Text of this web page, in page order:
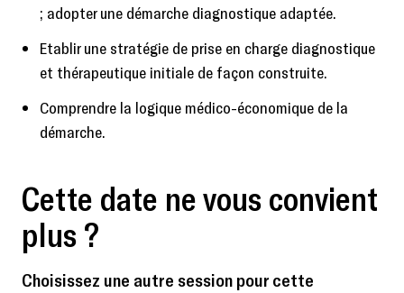
Cette date ne vous convient
plus ?
Choisissez une autre session pour cette
; adopter une démarche diagnostique adaptée.
Etablir une stratégie de prise en charge diagnostique
et thérapeutique initiale de façon construite.
Comprendre la logique médico-économique de la
démarche.